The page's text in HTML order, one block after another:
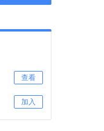
查看
加入